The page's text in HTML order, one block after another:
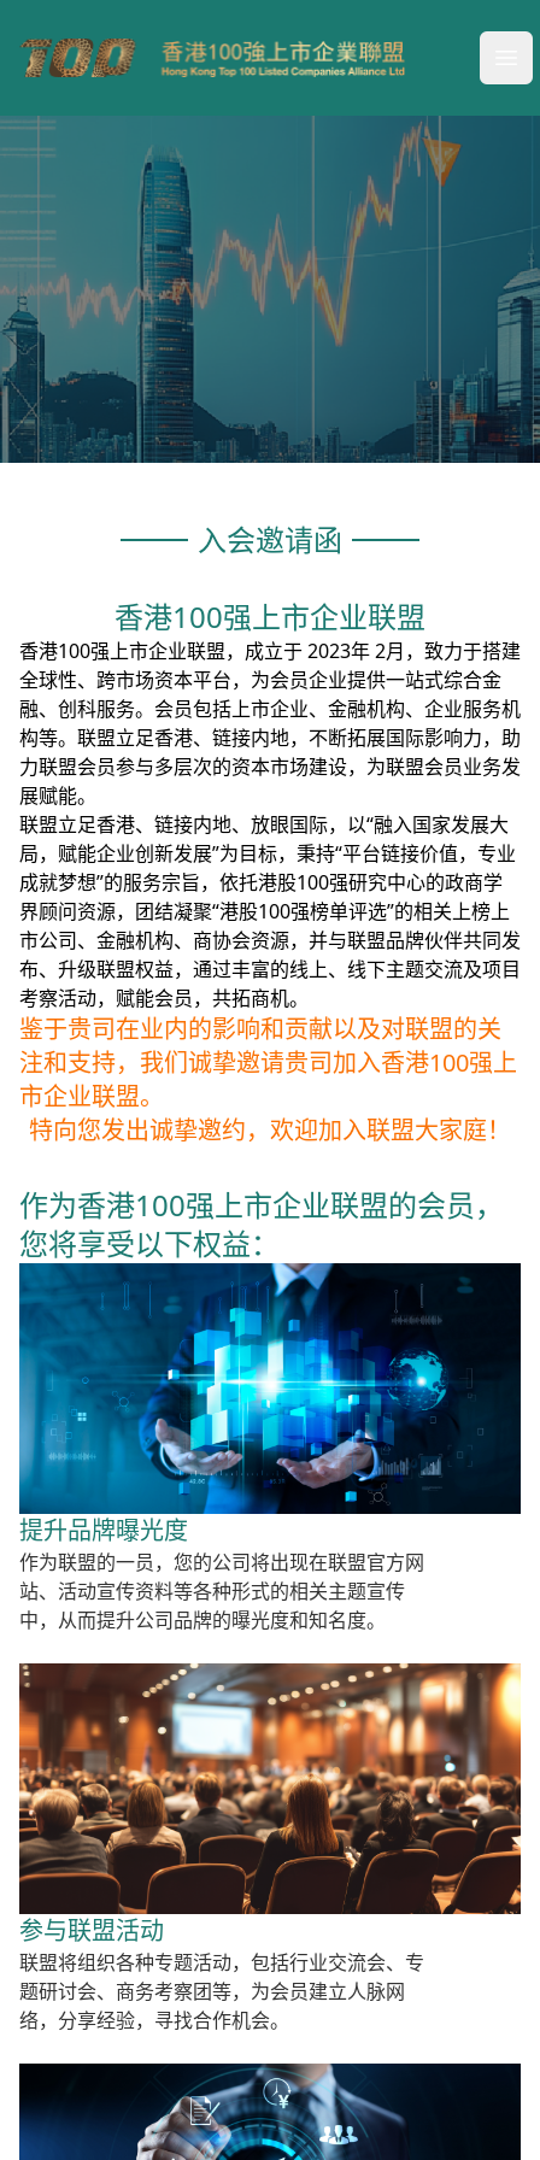
Your Company
我们诚挚邀请贵司加入香港100强上市企业联盟
入会邀请函
香港100强上市企业联盟
香港100强上市企业联盟，成立于 2023年 2月，致力于搭建
全球性、跨市场资本平台，为会员企业提供一站式综合金
融、创科服务。会员包括上市企业、金融机构、企业服务机
构等。联盟立足香港、链接内地，不断拓展国际影响力，助
力联盟会员参与多层次的资本市场建设，为联盟会员业务发
展赋能。
联盟立足香港、链接内地、放眼国际，以“融入国家发展大
局，赋能企业创新发展”为目标，秉持“平台链接价值，专业
成就梦想”的服务宗旨，依托港股100强研究中心的政商学
界顾问资源，团结凝聚“港股100强榜单评选”的相关上榜上
市公司、金融机构、商协会资源，并与联盟品牌伙伴共同发
布、升级联盟权益，通过丰富的线上、线下主题交流及项目
考察活动，赋能会员，共拓商机。
鉴于贵司在业内的影响和贡献以及对联盟的关
注和支持，我们诚挚邀请贵司加入香港100强上
市企业联盟。
特向您发出诚挚邀约，欢迎加入联盟大家庭！
作为香港100强上市企业联盟的会员，
您将享受以下权益：
提升品牌曝光度
作为联盟的一员，您的公司将出现在联盟官方网
站、活动宣传资料等各种形式的相关主题宣传
中，从而提升公司品牌的曝光度和知名度。
参与联盟活动
联盟将组织各种专题活动，包括行业交流会、专
题研讨会、商务考察团等，为会员建立人脉网
络，分享经验，寻找合作机会。